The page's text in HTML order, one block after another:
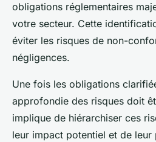
obligations réglementaires
votre secteur. Cette
éviter les risques de non-
négligences.
Une fois les obligations
approfondie des risques doit
implique de hiérarchiser ces
leur impact potentiel et de leur